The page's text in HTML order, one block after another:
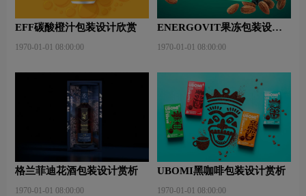
EFF碳酸橙汁包装设计欣赏
1970-01-01 08:00:00
ENERGOVIT果冻包装设计
1970-01-01 08:00:00
格兰菲迪花酒包装设计赏析
1970-01-01 08:00:00
UBOMI黑咖啡包装设计赏析
1970-01-01 08:00:00